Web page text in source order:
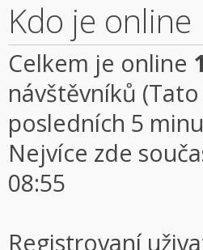
Kdo je online
Celkem je online
návštěvníků
posledních 5
Nejvíce zde
08:55
Registrovaní